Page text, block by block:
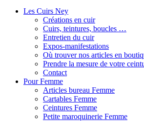
Les Cuirs Ney
Créations en cuir
Cuirs, teintures, boucles …
Entretien du cuir
Expos-manifestations
Où trouver nos articles en
Prendre la mesure de votre
Contact
Pour Femme
Articles bureau Femme
Cartables Femme
Ceintures Femme
Petite maroquinerie Femme